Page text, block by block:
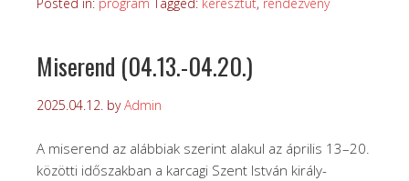
Miserend (04.13.-04.20.)
2025.04.12. byAdmin
A miserend az alábbiak szerint alakul az április 13–20.
közötti időszakban a karcagi Szent István király-